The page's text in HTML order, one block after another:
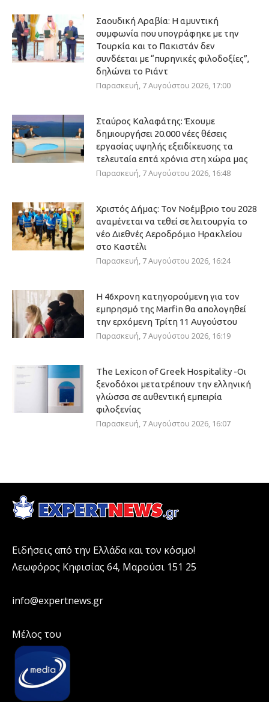
Σαουδική Αραβία: Η αμυντική
συμφωνία που υπογράφηκε με την
Τουρκία και το Πακιστάν δεν
συνδέεται με “πυρηνικές φιλοδοξίες”,
δηλώνει το Ριάντ
Παρασκευή, 7 Αυγούστου 2026, 17:00
Σταύρος Καλαφάτης: Έχουμε
δημιουργήσει 20.000 νέες θέσεις
εργασίας υψηλής εξειδίκευσης τα
τελευταία επτά χρόνια στη χώρα μας
Παρασκευή, 7 Αυγούστου 2026, 16:48
Χριστός Δήμας: Τον Νοέμβριο του 2028
αναμένεται να τεθεί σε λειτουργία το
νέο Διεθνές Αεροδρόμιο Ηρακλείου
στο Καστέλι
Παρασκευή, 7 Αυγούστου 2026, 16:24
Η 46χρονη κατηγορούμενη για τον
εμπρησμό της Marfin θα απολογηθεί
την ερχόμενη Τρίτη 11 Αυγούστου
Παρασκευή, 7 Αυγούστου 2026, 16:19
The Lexicon of Greek Hospitality -Οι
ξενοδόχοι μετατρέπουν την ελληνική
γλώσσα σε αυθεντική εμπειρία
φιλοξενίας
Παρασκευή, 7 Αυγούστου 2026, 16:07
Ειδήσεις από την Ελλάδα και τον κόσμο!
Λεωφόρος Κηφισίας 64, Μαρούσι 151 25
info@expertnews.gr
Μέλος του